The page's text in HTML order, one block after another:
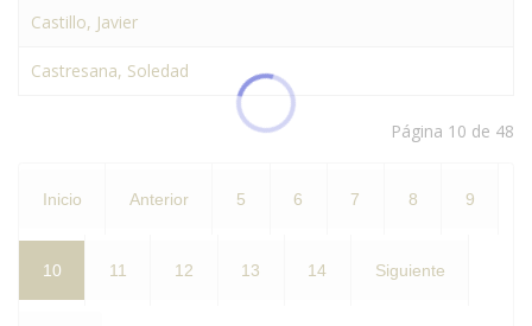
Castillo, Javier
Castresana, Soledad
Página 10 de 48
Inicio Anterior 5 6 7 8 9
10 11 12 13 14 Siguiente